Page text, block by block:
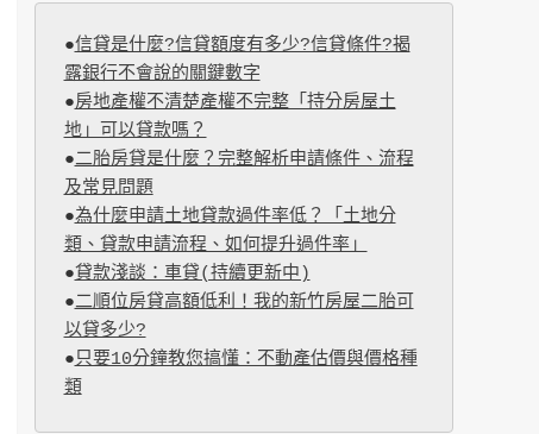
●信貸是什麼?信貸額度有多少?信貸條件?揭
露銀行不會說的關鍵數字
●房地產權不清楚產權不完整「持分房屋土
地」可以貸款嗎？
●二胎房貸是什麼？完整解析申請條件、流程
及常見問題
●為什麼申請土地貸款過件率低？「土地分
類、貸款申請流程、如何提升過件率」
●貸款淺談：車貸(持續更新中)
●二順位房貸高額低利！我的新竹房屋二胎可
以貸多少?
●只要10分鐘教您搞懂：不動產估價與價格種
類